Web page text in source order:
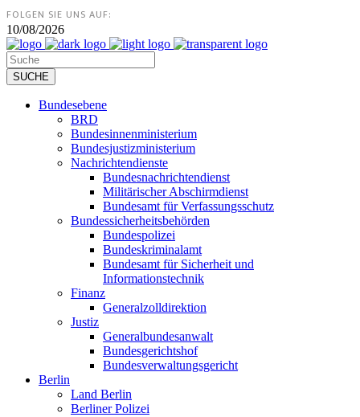
FOLGEN SIE UNS AUF:
10/08/2026
Bundesebene
BRD
Bundesinnenministerium
Bundesjustizministerium
Nachrichtendienste
Bundesnachrichtendienst
Militärischer Abschirmdienst
Bundesamt für Verfassungsschutz
Bundessicherheitsbehörden
Bundespolizei
Bundeskriminalamt
Bundesamt für Sicherheit und
Informationstechnik
Finanz
Generalzolldirektion
Justiz
Generalbundesanwalt
Bundesgerichtshof
Bundesverwaltungsgericht
Berlin
Land Berlin
Berliner Polizei